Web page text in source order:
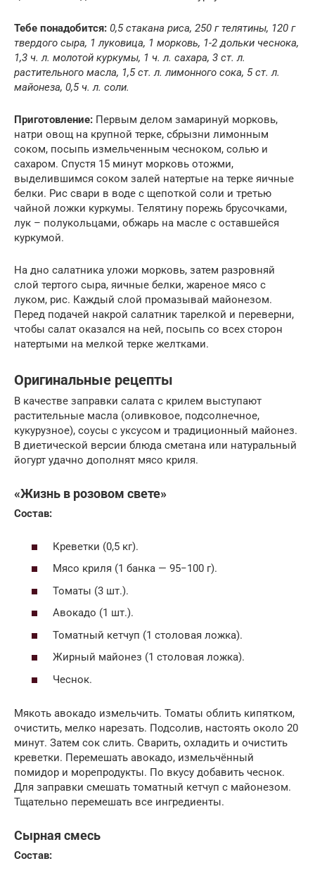
Тебе понадобится: 0,5 стакана риса, 250 г телятины, 120 г
твердого сыра, 1 луковица, 1 морковь, 1-2 дольки чеснока,
1,3 ч. л. молотой куркумы, 1 ч. л. сахара, 3 ст. л.
растительного масла, 1,5 ст. л. лимонного сока, 5 ст. л.
майонеза, 0,5 ч. л. соли.
Приготовление: Первым делом замаринуй морковь,
натри овощ на крупной терке, сбрызни лимонным
соком, посыпь измельченным чесноком, солью и
сахаром. Спустя 15 минут морковь отожми,
выделившимся соком залей натертые на терке яичные
белки. Рис свари в воде с щепоткой соли и третью
чайной ложки куркумы. Телятину порежь брусочками,
лук – полукольцами, обжарь на масле с оставшейся
куркумой.
На дно салатника уложи морковь, затем разровняй
слой тертого сыра, яичные белки, жареное мясо с
луком, рис. Каждый слой промазывай майонезом.
Перед подачей накрой салатник тарелкой и переверни,
чтобы салат оказался на ней, посыпь со всех сторон
натертыми на мелкой терке желтками.
Оригинальные рецепты
В качестве заправки салата с крилем выступают
растительные масла (оливковое, подсолнечное,
кукурузное), соусы с уксусом и традиционный майонез.
В диетической версии блюда сметана или натуральный
йогурт удачно дополнят мясо криля.
«Жизнь в розовом свете»
Состав:
Креветки (0,5 кг).
Мясо криля (1 банка — 95−100 г).
Томаты (3 шт.).
Авокадо (1 шт.).
Томатный кетчуп (1 столовая ложка).
Жирный майонез (1 столовая ложка).
Чеснок.
Мякоть авокадо измельчить. Томаты облить кипятком,
очистить, мелко нарезать. Подсолив, настоять около 20
минут. Затем сок слить. Сварить, охладить и очистить
креветки. Перемешать авокадо, измельчённый
помидор и морепродукты. По вкусу добавить чеснок.
Для заправки смешать томатный кетчуп с майонезом.
Тщательно перемешать все ингредиенты.
Сырная смесь
Состав: